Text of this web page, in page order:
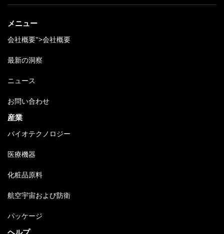
メニュー
会社概要">会社概要
最新の洞察
ニュース
お問い合わせ
産業
バイオテクノロジー
医療機器
化粧品原料
航空宇宙および防衛
パッケージ
ヘルプ